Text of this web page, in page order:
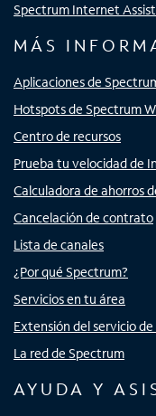
Spectrum Internet Assist
MÁS
Aplicaciones de
Hotspots de Spectrum
Centro de recursos
Prueba tu velocidad de
Calculadora de ahorros
Cancelación de contrato
Lista de canales
¿Por qué Spectrum?
Servicios en tu área
Extensión del servicio
La red de Spectrum
AYUDA Y